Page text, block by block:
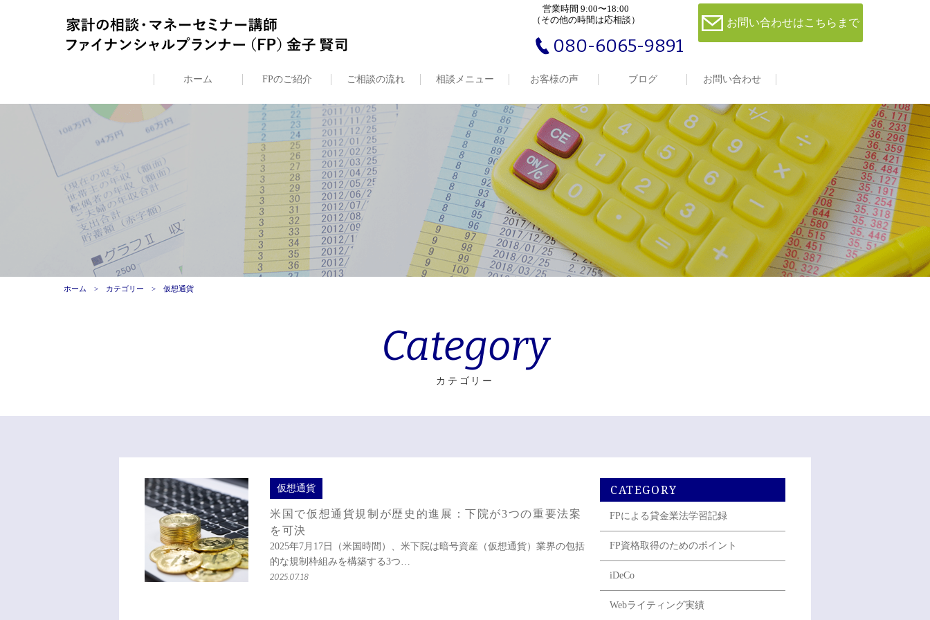
営業時間 9:00〜18:00
（その他の時間は応相談）
080-6065-9891
お問い合わせはこちらまで
ホーム FPのご紹介 ご相談の流れ 相談メニュー お客様の声 ブログ お問い合わせ
ホーム カテゴリー 仮想通貨
Category
カテゴリー
仮想通貨
米国で仮想通貨規制が歴史的進展：下院が3つの重要法案
を可決
2025年7月17日（米国時間）、米下院は暗号資産（仮想通貨）業界の包括
的な規制枠組みを構築する3つ…
2025.07.18
CATEGORY
FPによる貸金業法学習記録
FP資格取得のためのポイント
iDeCo
Webライティング実績